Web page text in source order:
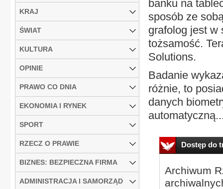
banku na
sposób ze
grafolog jest w
tożsamość.
Solutions.
Badanie
różnie, to
danych
Dostęp do
Archiwum
KRAJ
ŚWIAT
KULTURA
OPINIE
PRAWO CO DNIA
EKONOMIA I RYNEK
SPORT
RZECZ O PRAWIE
BIZNES: BEZPIECZNA FIRMA
ADMINISTRACJA I SAMORZĄD